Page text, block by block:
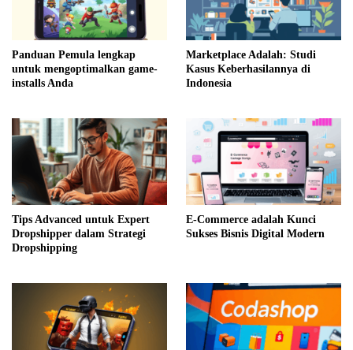
Panduan Pemula lengkap
untuk mengoptimalkan game-
installs Anda
Marketplace Adalah: Studi
Kasus Keberhasilannya di
Indonesia
Tips Advanced untuk Expert
Dropshipper dalam Strategi
Dropshipping
E-Commerce adalah Kunci
Sukses Bisnis Digital Modern